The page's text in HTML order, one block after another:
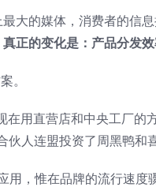
大的媒体，消费者的信
真正的变化是：产品分发
。
用直营店和中央工厂的
人连盟投资了周黑鸭和喜
用，惟在品牌的流行速度